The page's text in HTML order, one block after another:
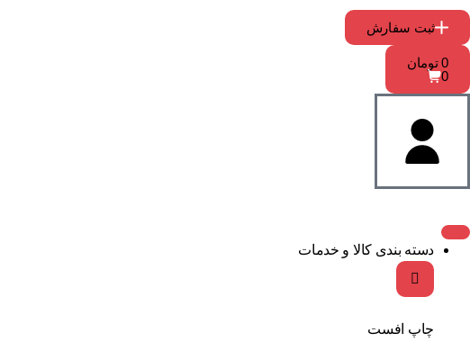
ثبت سفارش
0 تومان
0
دسته بندی کالا و خدمات
چاپ افست